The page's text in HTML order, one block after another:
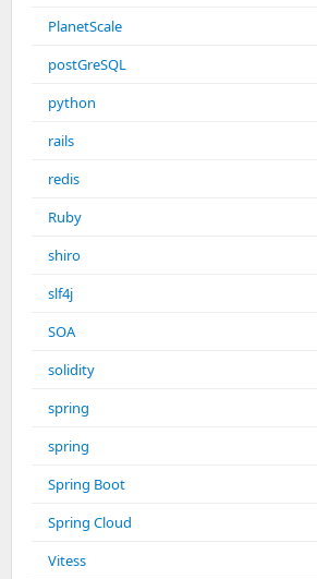
PlanetScale
postGreSQL
python
rails
redis
Ruby
shiro
slf4j
SOA
solidity
spring
spring
Spring Boot
Spring Cloud
Vitess